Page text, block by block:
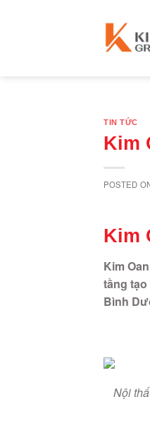
TIN TỨC
Kim
POSTED
Kim
Kim
tầng
Bình
Nội